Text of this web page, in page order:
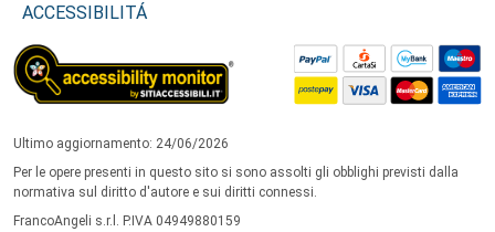
ACCESSIBILITÁ
Ultimo aggiornamento: 24/06/2026
Per le opere presenti in questo sito si sono assolti gli obblighi previsti dalla
normativa sul diritto d'autore e sui diritti connessi.
FrancoAngeli s.r.l. P.IVA 04949880159